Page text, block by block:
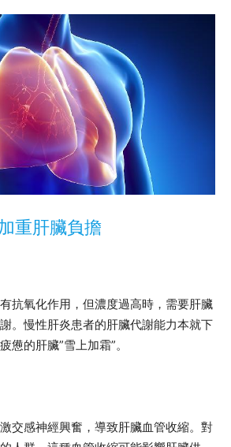
重肝臟負擔
抗氧化作用，但濃度過高時，需要肝臟
。慢性肝炎患者的肝臟代謝能力本就下
憊的肝臟”雪上加霜”。
交感神經興奮，導致肝臟血管收縮。對